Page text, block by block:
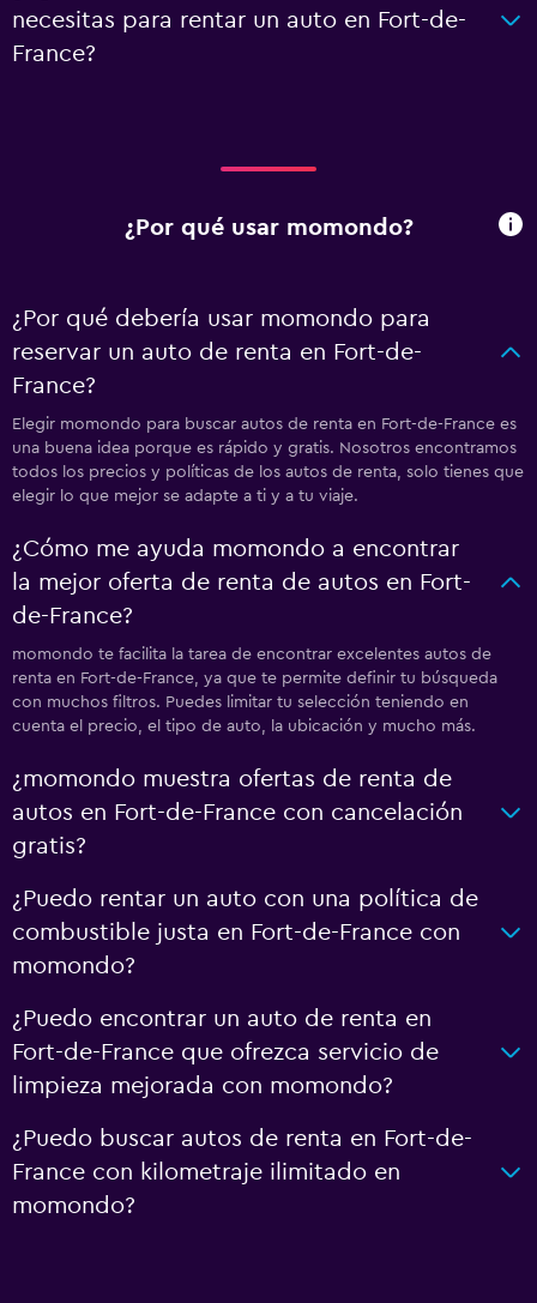
necesitas para rentar un auto en Fort-de-
France?
¿Por qué usar momondo?
¿Por qué debería usar momondo para
reservar un auto de renta en Fort-de-
France?
Elegir momondo para buscar autos de renta en Fort-de-France es
una buena idea porque es rápido y gratis. Nosotros encontramos
todos los precios y políticas de los autos de renta, solo tienes que
elegir lo que mejor se adapte a ti y a tu viaje.
¿Cómo me ayuda momondo a encontrar
la mejor oferta de renta de autos en Fort-
de-France?
momondo te facilita la tarea de encontrar excelentes autos de
renta en Fort-de-France, ya que te permite definir tu búsqueda
con muchos filtros. Puedes limitar tu selección teniendo en
cuenta el precio, el tipo de auto, la ubicación y mucho más.
¿momondo muestra ofertas de renta de
autos en Fort-de-France con cancelación
gratis?
¿Puedo rentar un auto con una política de
combustible justa en Fort-de-France con
momondo?
¿Puedo encontrar un auto de renta en
Fort-de-France que ofrezca servicio de
limpieza mejorada con momondo?
¿Puedo buscar autos de renta en Fort-de-
France con kilometraje ilimitado en
momondo?